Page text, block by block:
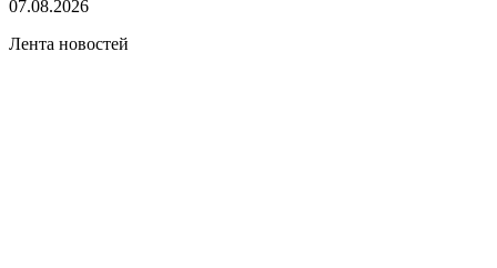
07.08.2026
Лента новостей